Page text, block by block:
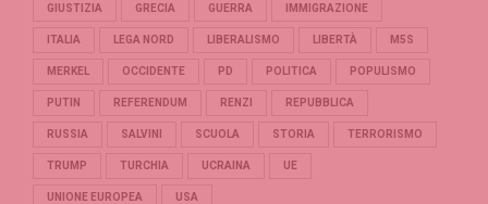
GIUSTIZIA GRECIA GUERRA IMMIGRAZIONE
ITALIA LEGA NORD LIBERALISMO LIBERTÀ M5S
MERKEL OCCIDENTE PD POLITICA POPULISMO
PUTIN REFERENDUM RENZI REPUBBLICA
RUSSIA SALVINI SCUOLA STORIA TERRORISMO
TRUMP TURCHIA UCRAINA UE
UNIONE EUROPEA USA